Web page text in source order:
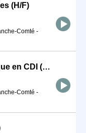
(H/F)
Comté -
Ingénieur concepteur électronique en CDI (H/F)
Comté -